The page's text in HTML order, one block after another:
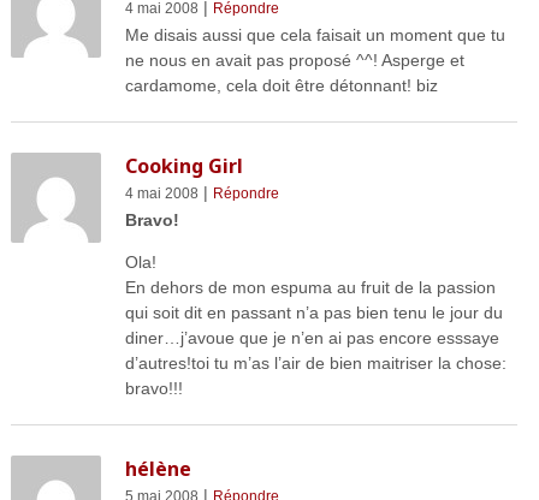
4 mai 2008 | Répondre
Me disais aussi que cela faisait un moment que tu
ne nous en avait pas proposé ^^! Asperge et
cardamome, cela doit être détonnant! biz
Cooking Girl
4 mai 2008 | Répondre
Bravo!
Ola!
En dehors de mon espuma au fruit de la passion
qui soit dit en passant n’a pas bien tenu le jour du
diner…j’avoue que je n’en ai pas encore esssaye
d’autres!toi tu m’as l’air de bien maitriser la chose:
bravo!!!
hélène
5 mai 2008 | Répondre